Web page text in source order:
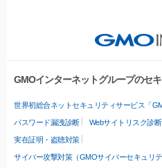
GMOインターネットグループのセ
世界初総合ネットセキュリティサービス「
パスワード漏洩診断 Webサイトリスク診断
実在証明・盗聴対策
サイバー攻撃対策（GMOサイバーセキュリテ